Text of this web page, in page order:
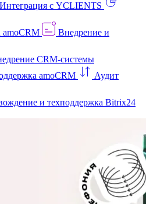
Интеграция с YCLIENTS
amoCRM
Внедрение и
CRM-системы
amoCRM
Аудит
и техподдержка Bitrix24